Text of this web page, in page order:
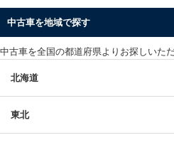
中古車を地域で探す
中古車を全国の都道府県よりお探しいただ
北海道
東北